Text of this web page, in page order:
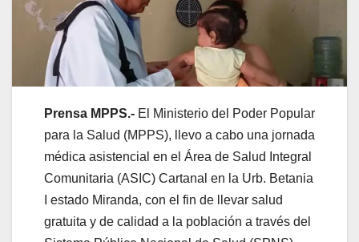
Prensa MPPS.- El Ministerio del Poder Popular
para la Salud (MPPS), llevo a cabo una jornada
médica asistencial en el Área de Salud Integral
Comunitaria (ASIC) Cartanal en la Urb. Betania
I estado Miranda, con el fin de llevar salud
gratuita y de calidad a la población a través del